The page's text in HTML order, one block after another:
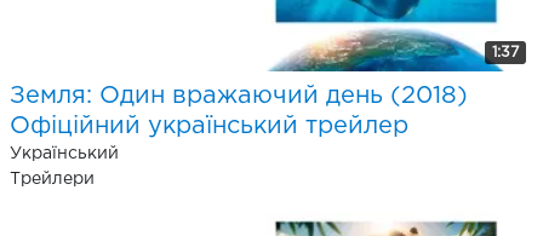
1:37
Земля: Один вражаючий день (2018)
Офіційний український трейлер
Український
Трейлери